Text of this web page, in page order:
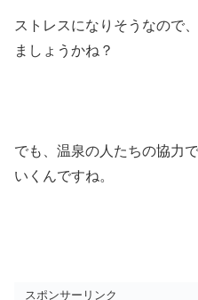
ストレスになりそうなので
ましょうかね？
でも、温泉の人たちの協力
いくんですね。
スポンサーリンク